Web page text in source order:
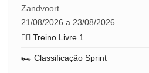
Zandvoort
21/08/2026 a 23/08/2026
🏋️‍♂️ Treino Livre 1
🏎️ Classificação Sprint